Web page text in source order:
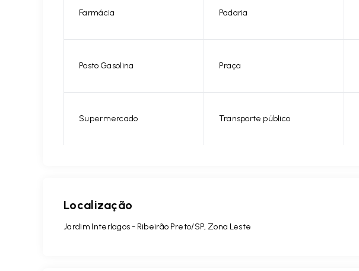
Farmácia Padaria
Posto Gasolina Praça
Supermercado Transporte público
Localização
Jardim Interlagos - Ribeirão Preto/SP, Zona Leste